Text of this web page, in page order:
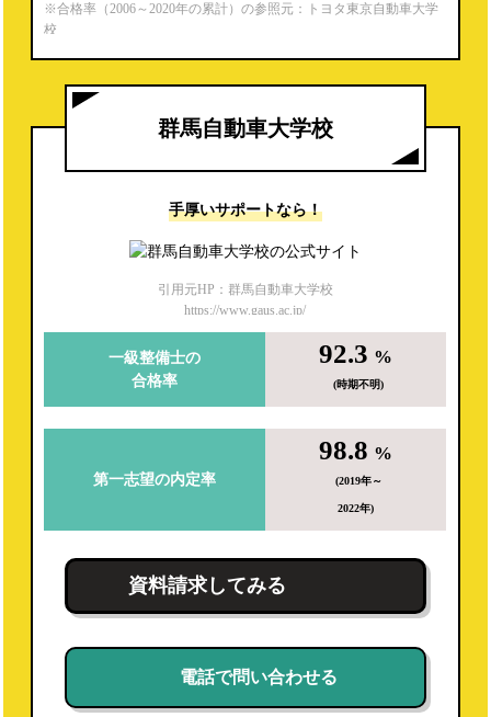
※合格率（2006～2020年の累計）の参照元：トヨタ東京自動車大学
校
群馬自動車大学校
手厚いサポートなら！
引用元HP：群馬自動車大学校
https://www.gaus.ac.jp/
一級整備士の
合格率
92.3 %
(時期不明)
第一志望の内定率
98.8 %
(2019年～
2022年)
資料請求してみる
電話で問い合わせる